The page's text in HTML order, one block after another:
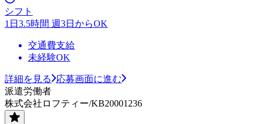
シフト
1日3.5時間 週3日からOK
交通費支給
未経験OK
詳細を見る
応募画面に進む
派遣労働者
株式会社ロフティー/KB20001236